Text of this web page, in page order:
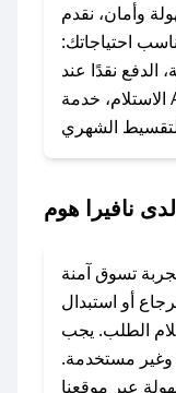
الإلكتروني،
وقت ممكن.
### ماذا أفعل إذا لم أجد كود خصم لمتجري
المفضل؟
يمكنك
وقت ممكن.
### كيف تحصل على كوبونات خصم حصرية من
نافيرا هوم؟
قم بما
يلي:
- اضغط على أيقونة متابعة لمتجر نافيرا هوم في
وأمان، نقدم
احتياجاتك:
الدفع نقدًا عند
الاستلام، خدمة Apple Pay، بالإضافة إلى إمكانية
نافيرا هوم
تسوق آمنة
أو استبدال
أيام من استلام الطلب. يجب
وغير مستخدمة.
عبر موقعنا